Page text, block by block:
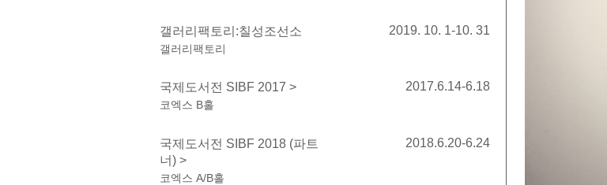
갤러리팩토리:칠성조선소
갤러리팩토리
2019. 10. 1-10. 31
국제도서전 SIBF 2017 >
코엑스 B홀
2017.6.14-6.18
국제도서전 SIBF 2018 (파트
너) >
코엑스 A/B홀
2018.6.20-6.24